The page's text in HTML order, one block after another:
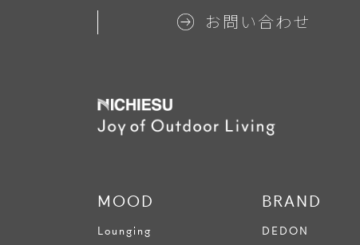
お問い合わせ
MOOD
Lounging
BRAND
DEDON